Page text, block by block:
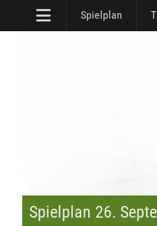
Spielplan
Spielplan 26.